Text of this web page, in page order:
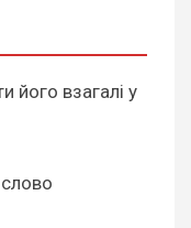
його взагалі у